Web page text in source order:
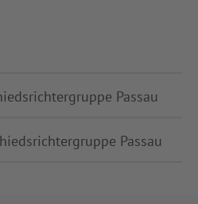
Passau
Passau